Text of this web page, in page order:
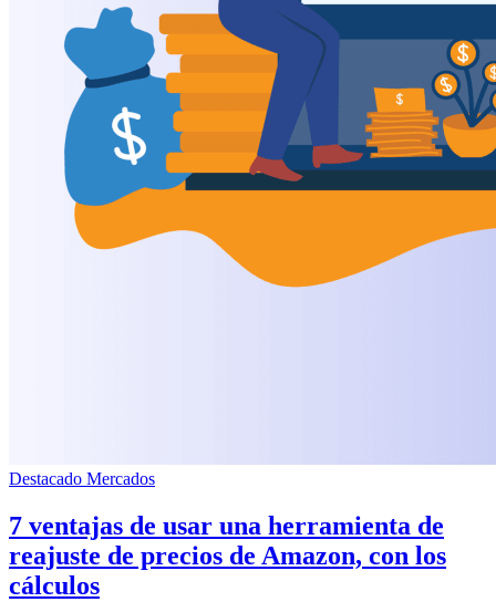
Destacado Mercados
7 ventajas de usar una herramienta de
reajuste de precios de Amazon, con los
cálculos